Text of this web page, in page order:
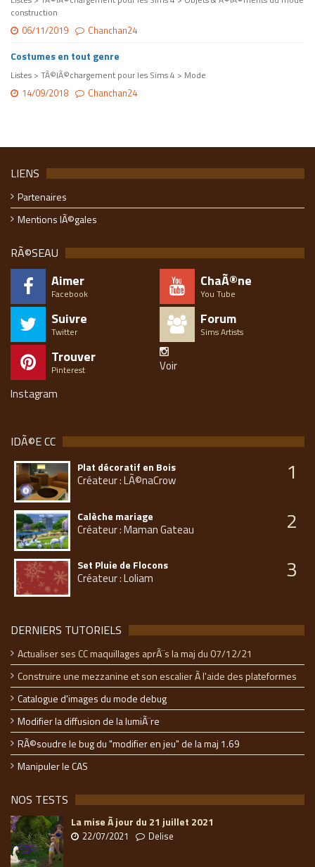
construction
06/11/2019 Chanchan24
Costumes en tout genre
Listes > TÃ©lÃ©chargement pour les Sims 4 > Mode
14/09/2018 Chanchan24
LIENS
Partenaires
Mentions lÃ©gales
RÃ©SEAU
Aimer
Facebook
ChaÃ®ne
You Tube
Suivre
Twitter
Forum
Sims Artists
Trouver
Pinterest
Voir
Instagram
IDÃ©E CC
Plat décoratif en Bois
Créateur : LÃ©naCrow 1
Calèche mariage
Créateur : Maman Gateau 2
Set Pluie de Flocons
Créateur : Loliam 3
DERNIERS TUTORIELS
Actualiser ses CC maquillages aprÃ¨s la maj du 07/12/21
Construire une mezzanine et son escalier Ã l'aide des plateformes
Catalogue d'images du mode debug
Modifier la diffusion de la lumiÃ¨re
RÃ©soudre le bug du "modifier en jeu" de la maj 1.69
Manipuler le CAS
NOS TESTS
La mise Ã jour du 21 juillet 2021
22/07/2021 Delise